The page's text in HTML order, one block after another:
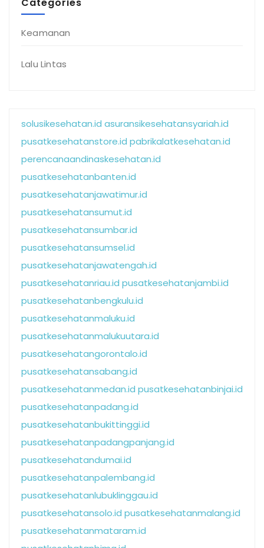
Keamanan
Lalu Lintas
solusikesehatan.id asuransikesehatansyariah.id
pusatkesehatanstore.id pabrikalatkesehatan.id
perencanaandinaskesehatan.id
pusatkesehatanbanten.id
pusatkesehatanjawatimur.id
pusatkesehatansumut.id
pusatkesehatansumbar.id
pusatkesehatansumsel.id
pusatkesehatanjawatengah.id
pusatkesehatanriau.id pusatkesehatanjambi.id
pusatkesehatanbengkulu.id
pusatkesehatanmaluku.id
pusatkesehatanmalukuutara.id
pusatkesehatangorontalo.id
pusatkesehatansabang.id
pusatkesehatanmedan.id pusatkesehatanbinjai.id
pusatkesehatanpadang.id
pusatkesehatanbukittinggi.id
pusatkesehatanpadangpanjang.id
pusatkesehatandumai.id
pusatkesehatanpalembang.id
pusatkesehatanlubuklinggau.id
pusatkesehatansolo.id pusatkesehatanmalang.id
pusatkesehatanmataram.id